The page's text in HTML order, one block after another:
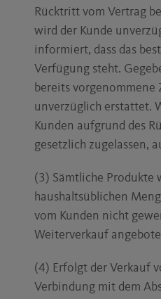
Rücktritt vom Vertrag
wird der Kunde
informiert, dass das
Verfügung steht.
bereits vorgenommene
unverzüglich erstattet.
Kunden aufgrund des
gesetzlich zugelassen,
(3) Sämtliche Produkte
haushaltsüblichen
vom Kunden nicht
Weiterverkauf
(4) Erfolgt der Verkauf
Verbindung mit dem